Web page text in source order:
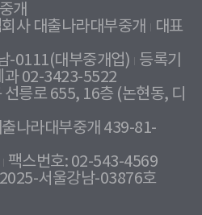
개
사 대출나라대부중개
대표
-0111(대부중개업) 등록기
과 02-3423-5522
릉로 655, 16층 (논현동, 디
나라대부중개 439-81-
팩스번호: 02-543-4569
서울강남-03876호